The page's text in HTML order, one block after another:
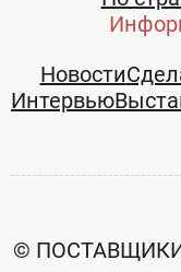
Новости
Интервью
©